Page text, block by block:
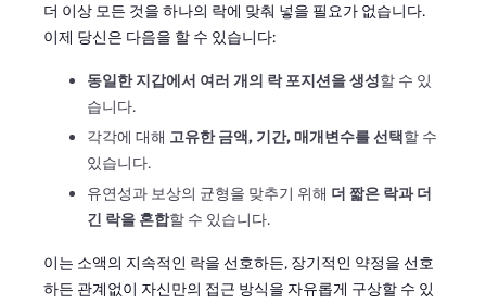
더 이상 모든 것을 하나의 락에 맞춰 넣을 필요가 없습니다.
이제 당신은 다음을 할 수 있습니다:
동일한 지갑에서 여러 개의 락 포지션을 생성할 수 있
습니다.
각각에 대해 고유한 금액, 기간, 매개변수를 선택할 수
있습니다.
유연성과 보상의 균형을 맞추기 위해 더 짧은 락과 더
긴 락을 혼합할 수 있습니다.
이는 소액의 지속적인 락을 선호하든, 장기적인 약정을 선호
하든 관계없이 자신만의 접근 방식을 자유롭게 구상할 수 있